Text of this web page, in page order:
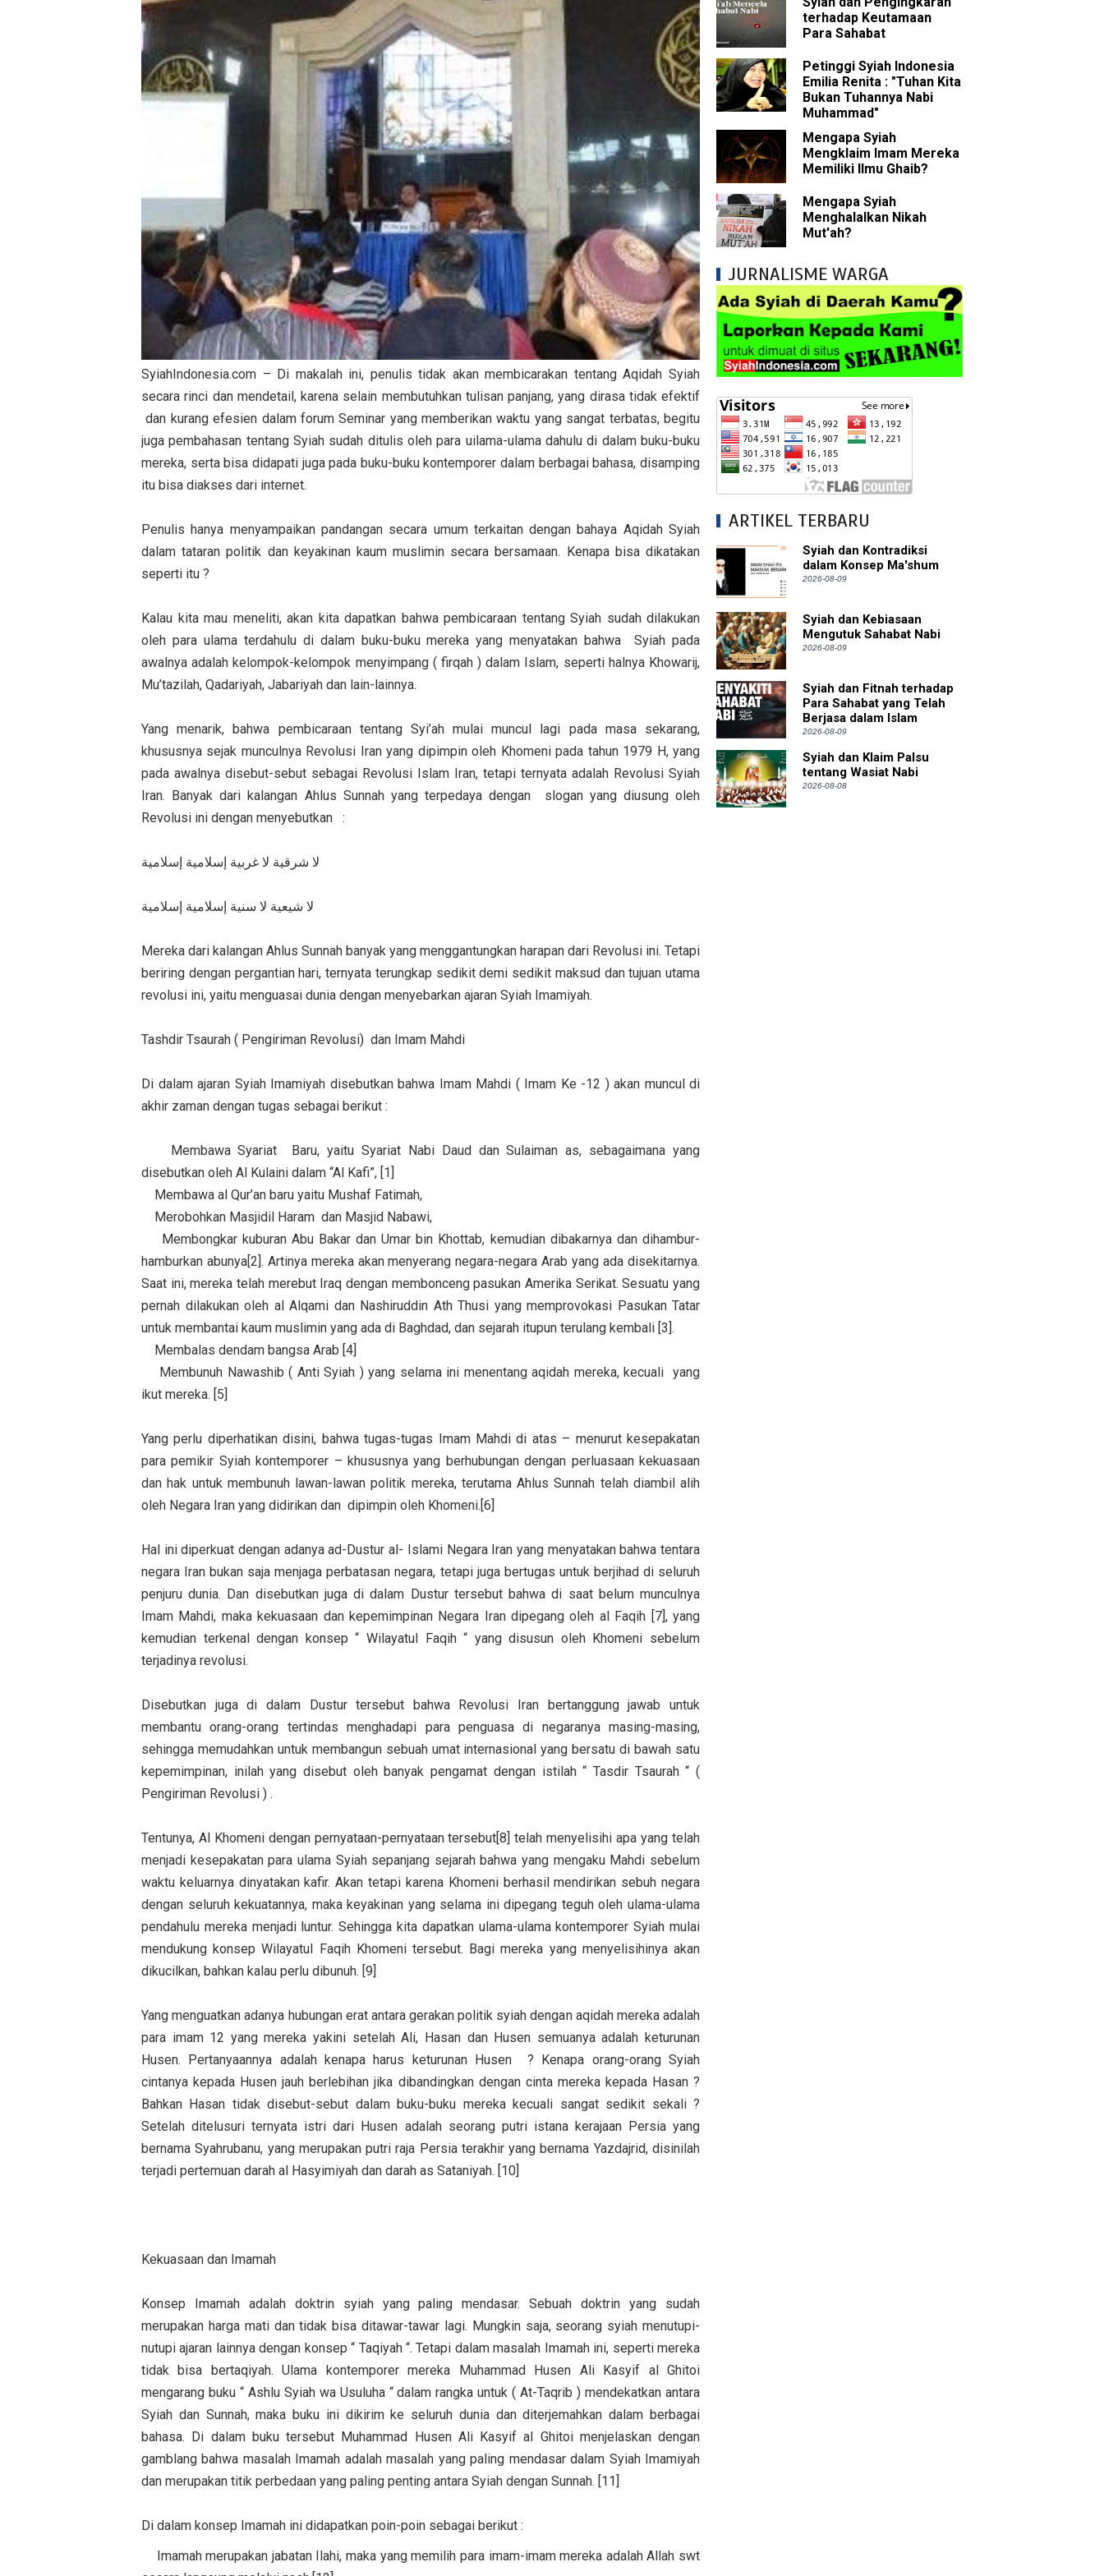
Mengapa Syiah Mengklaim Imam Mereka Memiliki Ilmu Ghaib?
Mengapa Syiah Menganggap Semua Sahabat Nabi Pengkhianat?
Syiah dan Kebiasaan Mengkafirkan Sahabat Rasulullah
Kesalahan Syiah dalam Menyikapi Peran Sahabat Nabi
Syiah dan Pengingkaran terhadap Hadis Shahih Sunni
Syiah dan Fitnah Besar terhadap Khalifah Utsman bin Affan
Mengapa Syiah Menghalalkan Nikah Mut'ah?
Syiah dan Penyelewengan dalam Pemahaman tentang Khalifah
Syiah dan Penyimpangan dalam Akidah Islam
Kesalahan Syiah dalam Menyikapi Khalifah Abu Bakar
Syiah dan Kontradiksi dalam Konsep Ma'shum
SyiahIndonesia.com – Di makalah ini, penulis tidak akan membicarakan tentang Aqidah Syiah
secara rinci dan mendetail, karena selain membutuhkan tulisan panjang, yang dirasa tidak efektif
dan kurang efesien dalam forum Seminar yang memberikan waktu yang sangat terbatas, begitu
juga pembahasan tentang Syiah sudah ditulis oleh para uilama-ulama dahulu di dalam buku-buku
mereka, serta bisa didapati juga pada buku-buku kontemporer dalam berbagai bahasa, disamping
itu bisa diakses dari internet.
Penulis hanya menyampaikan pandangan secara umum terkaitan dengan bahaya Aqidah Syiah
dalam tataran politik dan keyakinan kaum muslimin secara bersamaan. Kenapa bisa dikatakan
seperti itu ?
Kalau kita mau meneliti, akan kita dapatkan bahwa pembicaraan tentang Syiah sudah dilakukan
oleh para ulama terdahulu di dalam buku-buku mereka yang menyatakan bahwa Syiah pada
awalnya adalah kelompok-kelompok menyimpang ( firqah ) dalam Islam, seperti halnya Khowarij,
Mu’tazilah, Qadariyah, Jabariyah dan lain-lainnya.
Yang menarik, bahwa pembicaraan tentang Syi’ah mulai muncul lagi pada masa sekarang,
khususnya sejak munculnya Revolusi Iran yang dipimpin oleh Khomeni pada tahun 1979 H, yang
pada awalnya disebut-sebut sebagai Revolusi Islam Iran, tetapi ternyata adalah Revolusi Syiah
Iran. Banyak dari kalangan Ahlus Sunnah yang terpedaya dengan slogan yang diusung oleh
Revolusi ini dengan menyebutkan :
لا شرقية لا غربية إسلامية إسلامية
لا شيعية لا سنية إسلامية إسلامية
Mereka dari kalangan Ahlus Sunnah banyak yang menggantungkan harapan dari Revolusi ini. Tetapi
beriring dengan pergantian hari, ternyata terungkap sedikit demi sedikit maksud dan tujuan utama
revolusi ini, yaitu menguasai dunia dengan menyebarkan ajaran Syiah Imamiyah.
Tashdir Tsaurah ( Pengiriman Revolusi) dan Imam Mahdi
Di dalam ajaran Syiah Imamiyah disebutkan bahwa Imam Mahdi ( Imam Ke -12 ) akan muncul di
akhir zaman dengan tugas sebagai berikut :
Membawa Syariat Baru, yaitu Syariat Nabi Daud dan Sulaiman as, sebagaimana yang
disebutkan oleh Al Kulaini dalam “Al Kafi”, [1]
Membawa al Qur’an baru yaitu Mushaf Fatimah,
Merobohkan Masjidil Haram dan Masjid Nabawi,
Membongkar kuburan Abu Bakar dan Umar bin Khottab, kemudian dibakarnya dan dihambur-
hamburkan abunya[2]. Artinya mereka akan menyerang negara-negara Arab yang ada disekitarnya.
Saat ini, mereka telah merebut Iraq dengan membonceng pasukan Amerika Serikat. Sesuatu yang
pernah dilakukan oleh al Alqami dan Nashiruddin Ath Thusi yang memprovokasi Pasukan Tatar
untuk membantai kaum muslimin yang ada di Baghdad, dan sejarah itupun terulang kembali [3].
Membalas dendam bangsa Arab [4]
Membunuh Nawashib ( Anti Syiah ) yang selama ini menentang aqidah mereka, kecuali yang
ikut mereka. [5]
Yang perlu diperhatikan disini, bahwa tugas-tugas Imam Mahdi di atas – menurut kesepakatan
para pemikir Syiah kontemporer – khususnya yang berhubungan dengan perluasaan kekuasaan
dan hak untuk membunuh lawan-lawan politik mereka, terutama Ahlus Sunnah telah diambil alih
oleh Negara Iran yang didirikan dan dipimpin oleh Khomeni.[6]
Hal ini diperkuat dengan adanya ad-Dustur al- Islami Negara Iran yang menyatakan bahwa tentara
negara Iran bukan saja menjaga perbatasan negara, tetapi juga bertugas untuk berjihad di seluruh
penjuru dunia. Dan disebutkan juga di dalam Dustur tersebut bahwa di saat belum munculnya
Imam Mahdi, maka kekuasaan dan kepemimpinan Negara Iran dipegang oleh al Faqih [7], yang
kemudian terkenal dengan konsep “ Wilayatul Faqih “ yang disusun oleh Khomeni sebelum
terjadinya revolusi.
Disebutkan juga di dalam Dustur tersebut bahwa Revolusi Iran bertanggung jawab untuk
membantu orang-orang tertindas menghadapi para penguasa di negaranya masing-masing,
sehingga memudahkan untuk membangun sebuah umat internasional yang bersatu di bawah satu
kepemimpinan, inilah yang disebut oleh banyak pengamat dengan istilah “ Tasdir Tsaurah “ (
Pengiriman Revolusi ) .
Tentunya, Al Khomeni dengan pernyataan-pernyataan tersebut[8] telah menyelisihi apa yang telah
menjadi kesepakatan para ulama Syiah sepanjang sejarah bahwa yang mengaku Mahdi sebelum
waktu keluarnya dinyatakan kafir. Akan tetapi karena Khomeni berhasil mendirikan sebuh negara
dengan seluruh kekuatannya, maka keyakinan yang selama ini dipegang teguh oleh ulama-ulama
pendahulu mereka menjadi luntur. Sehingga kita dapatkan ulama-ulama kontemporer Syiah mulai
mendukung konsep Wilayatul Faqih Khomeni tersebut. Bagi mereka yang menyelisihinya akan
dikucilkan, bahkan kalau perlu dibunuh. [9]
Yang menguatkan adanya hubungan erat antara gerakan politik syiah dengan aqidah mereka adalah
para imam 12 yang mereka yakini setelah Ali, Hasan dan Husen semuanya adalah keturunan
Husen. Pertanyaannya adalah kenapa harus keturunan Husen ? Kenapa orang-orang Syiah
cintanya kepada Husen jauh berlebihan jika dibandingkan dengan cinta mereka kepada Hasan ?
Bahkan Hasan tidak disebut-sebut dalam buku-buku mereka kecuali sangat sedikit sekali ?
Setelah ditelusuri ternyata istri dari Husen adalah seorang putri istana kerajaan Persia yang
bernama Syahrubanu, yang merupakan putri raja Persia terakhir yang bernama Yazdajrid, disinilah
terjadi pertemuan darah al Hasyimiyah dan darah as Sataniyah. [10]
Kekuasaan dan Imamah
Konsep Imamah adalah doktrin syiah yang paling mendasar. Sebuah doktrin yang sudah
merupakan harga mati dan tidak bisa ditawar-tawar lagi. Mungkin saja, seorang syiah menutupi-
nutupi ajaran lainnya dengan konsep “ Taqiyah “. Tetapi dalam masalah Imamah ini, seperti mereka
tidak bisa bertaqiyah. Ulama kontemporer mereka Muhammad Husen Ali Kasyif al Ghitoi
mengarang buku “ Ashlu Syiah wa Usuluha “ dalam rangka untuk ( At-Taqrib ) mendekatkan antara
Syiah dan Sunnah, maka buku ini dikirim ke seluruh dunia dan diterjemahkan dalam berbagai
bahasa. Di dalam buku tersebut Muhammad Husen Ali Kasyif al Ghitoi menjelaskan dengan
gamblang bahwa masalah Imamah adalah masalah yang paling mendasar dalam Syiah Imamiyah
dan merupakan titik perbedaan yang paling penting antara Syiah dengan Sunnah. [11]
Di dalam konsep Imamah ini didapatkan poin-poin sebagai berikut :
Imamah merupakan jabatan Ilahi, maka yang memilih para imam-imam mereka adalah Allah swt
terhadap Keutamaan
Para Sahabat
Petinggi Syiah Indonesia
Emilia Renita : "Tuhan Kita
Bukan Tuhannya Nabi
Muhammad"
Mengapa Syiah
Mengklaim Imam Mereka
Memiliki Ilmu Ghaib?
Mengapa Syiah
Menghalalkan Nikah
Mut'ah?
JURNALISME WARGA
ARTIKEL TERBARU
Syiah dan Kontradiksi
dalam Konsep Ma'shum
2026-08-09
Syiah dan Kebiasaan
Mengutuk Sahabat Nabi
2026-08-09
Syiah dan Fitnah terhadap
Para Sahabat yang Telah
Berjasa dalam Islam
2026-08-09
Syiah dan Klaim Palsu
tentang Wasiat Nabi
2026-08-08